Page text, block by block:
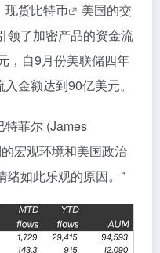
现货比特币 美国的交
领了加密产品的资金流
，自9月份美联储四年
金额达到90亿美元。
特菲尔 (James
宏观环境和美国政治
绪如此乐观的原因。”